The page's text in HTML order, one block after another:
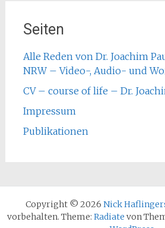
Seiten
Alle Reden von Dr. Joachim
NRW – Video-, Audio- und
CV – course of life – Dr.
Impressum
Publikationen
Copyright © 2026 Nick
vorbehalten. Theme: Radiate von